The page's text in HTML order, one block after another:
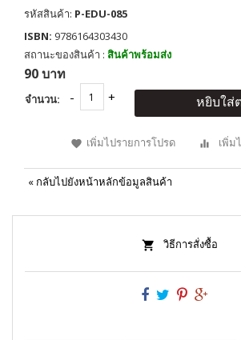
รหัสสินค้า: P-EDU-085
ISBN: 9786164303430
สถานะของสินค้า : สินค้าพร้อมส่ง
90 บาท
จำนวน: หยิบใส่
เพิ่มไปรายการโปรด เพิ่ม
« กลับไปยังหน้าหลักข้อมูลสินค้า
วิธีการสั่งซื้อ